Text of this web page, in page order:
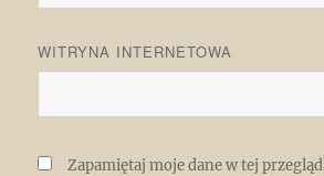
WITRYNA INTERNETOWA
Zapamiętaj moje dane w tej